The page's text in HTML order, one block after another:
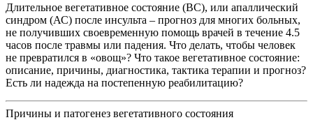
Длительное вегетативное состояние (ВС), или апаллический
синдром (АС) после инсульта – прогноз для многих больных,
не получивших своевременную помощь врачей в течение 4.5
часов после травмы или падения. Что делать, чтобы человек
не превратился в «овощ»? Что такое вегетативное состояние:
описание, причины, диагностика, тактика терапии и прогноз?
Есть ли надежда на постепенную реабилитацию?
Причины и патогенез вегетативного состояния